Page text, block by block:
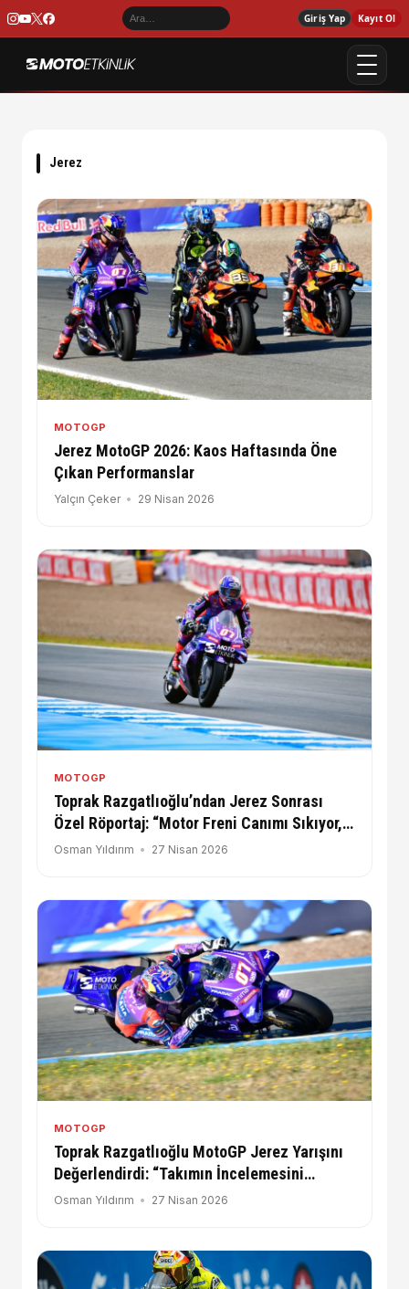
Giriş Yap Kayıt Ol
Jerez
MOTOGP
Jerez MotoGP 2026: Kaos Haftasında Öne
Çıkan Performanslar
Yalçın Çeker 29 Nisan 2026
MOTOGP
Toprak Razgatlıoğlu’ndan Jerez Sonrası
Özel Röportaj: “Motor Freni Canımı Sıkıyor,
Yarıştan Zevk Almıyorum!
Osman Yıldırım 27 Nisan 2026
MOTOGP
Toprak Razgatlıoğlu MotoGP Jerez Yarışını
Değerlendirdi: “Takımın İncelemesini
İstiyorum”
Osman Yıldırım 27 Nisan 2026